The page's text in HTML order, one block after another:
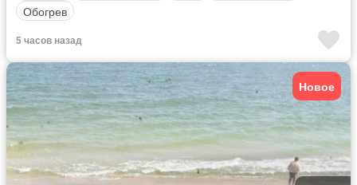
Обогрев
5 часов назад
Новое